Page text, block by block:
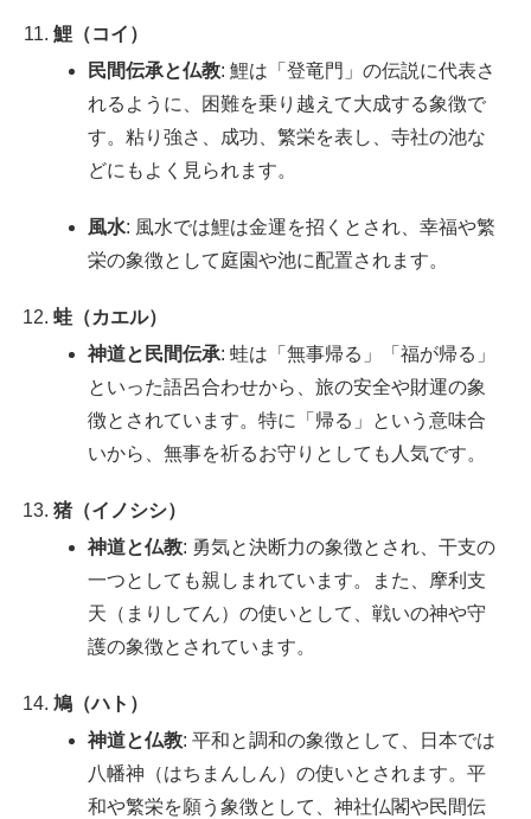
鯉（コイ）
民間伝承と仏教: 鯉は「登竜門」の伝説に代表さ
れるように、困難を乗り越えて大成する象徴で
す。粘り強さ、成功、繁栄を表し、寺社の池な
どにもよく見られます。
風水: 風水では鯉は金運を招くとされ、幸福や繁
栄の象徴として庭園や池に配置されます。
蛙（カエル）
神道と民間伝承: 蛙は「無事帰る」「福が帰る」
といった語呂合わせから、旅の安全や財運の象
徴とされています。特に「帰る」という意味合
いから、無事を祈るお守りとしても人気です。
猪（イノシシ）
神道と仏教: 勇気と決断力の象徴とされ、干支の
一つとしても親しまれています。また、摩利支
天（まりしてん）の使いとして、戦いの神や守
護の象徴とされています。
鳩（ハト）
神道と仏教: 平和と調和の象徴として、日本では
八幡神（はちまんしん）の使いとされます。平
和や繁栄を願う象徴として、神社仏閣や民間伝